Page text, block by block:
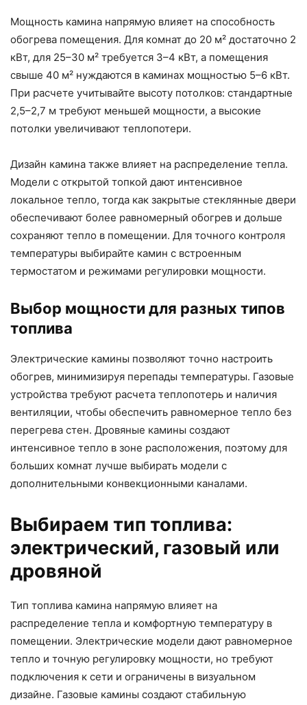
Мощность камина напрямую влияет на способность
обогрева помещения. Для комнат до 20 м² достаточно 2
кВт, для 25–30 м² требуется 3–4 кВт, а помещения
свыше 40 м² нуждаются в каминах мощностью 5–6 кВт.
При расчете учитывайте высоту потолков: стандартные
2,5–2,7 м требуют меньшей мощности, а высокие
потолки увеличивают теплопотери.
Дизайн камина также влияет на распределение тепла.
Модели с открытой топкой дают интенсивное
локальное тепло, тогда как закрытые стеклянные двери
обеспечивают более равномерный обогрев и дольше
сохраняют тепло в помещении. Для точного контроля
температуры выбирайте камин с встроенным
термостатом и режимами регулировки мощности.
Выбор мощности для разных типов
топлива
Электрические камины позволяют точно настроить
обогрев, минимизируя перепады температуры. Газовые
устройства требуют расчета теплопотерь и наличия
вентиляции, чтобы обеспечить равномерное тепло без
перегрева стен. Дровяные камины создают
интенсивное тепло в зоне расположения, поэтому для
больших комнат лучше выбирать модели с
дополнительными конвекционными каналами.
Выбираем тип топлива:
электрический, газовый или
дровяной
Тип топлива камина напрямую влияет на
распределение тепла и комфортную температуру в
помещении. Электрические модели дают равномерное
тепло и точную регулировку мощности, но требуют
подключения к сети и ограничены в визуальном
дизайне. Газовые камины создают стабильную